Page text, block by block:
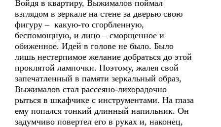
Войдя в квартиру, Выжималов поймал
взглядом в зеркале на стене за дверью свою
фигуру – какую-то сгорбленную,
беспомощную, и лицо – сморщенное и
обиженное. Идей в голове не было. Было
лишь нестерпимое желание добраться до этой
проклятой лампочки. Поэтому, жалея свой
запечатленный в памяти зеркальный образ,
Выжималов стал рассеяно-лихорадочно
рыться в шкафчике с инструментами. На глаза
ему попался тонкий длинный напильник. Он
задумчиво повертел его в руках и, наконец,